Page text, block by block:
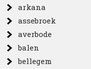
arkana
assebroek
averbode
balen
bellegem